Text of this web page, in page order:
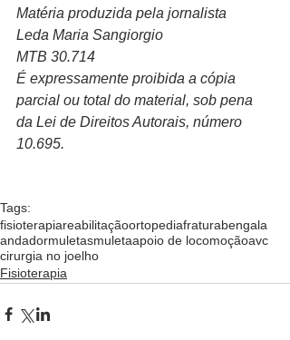
Matéria produzida pela jornalista
Leda Maria Sangiorgio
MTB 30.714
É expressamente proibida a cópia
parcial ou total do material, sob pena
da Lei de Direitos Autorais, número
10.695.
Tags:
fisioterapiareabilitaçãoortopediafraturabengala
andadormuletasmuletaapoio de locomoçãoavc
cirurgia no joelho
Fisioterapia